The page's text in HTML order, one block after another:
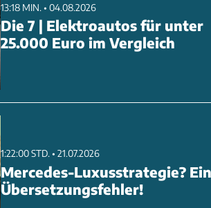
13:18 MIN. • 04.08.2026
Die 7 | Elektroautos für unter
25.000 Euro im Vergleich
1:22:00 STD. • 21.07.2026
Mercedes-Luxusstrategie? Ein
Übersetzungsfehler!